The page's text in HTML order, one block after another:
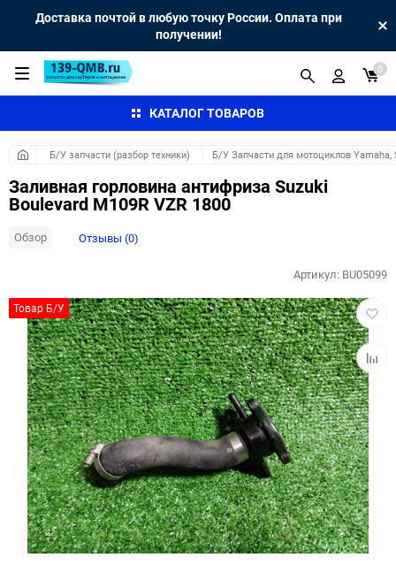
Доставка почтой в любую точку России. Оплата при
получении!
КАТАЛОГ ТОВАРОВ
0
Б/У запчасти (разбор техники) Б/У Запчасти для мотоциклов Yamaha,
Заливная горловина антифриза Suzuki
Boulevard M109R VZR 1800
Обзор Отзывы (0)
Товар Б/У
в
к
Артикул: BU05099